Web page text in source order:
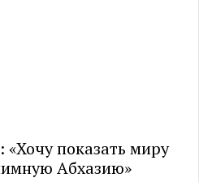
показать миру
Абхазию»